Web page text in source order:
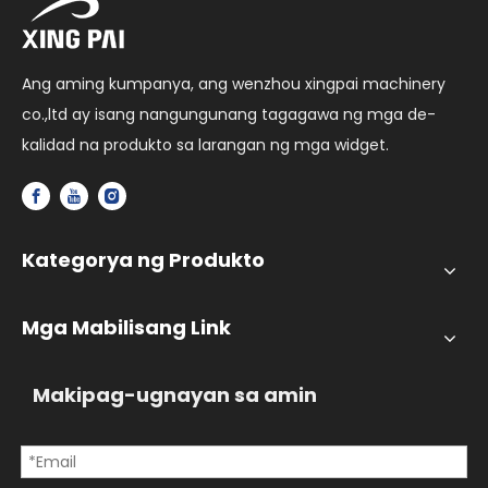
Ang aming kumpanya, ang wenzhou xingpai machinery
co.,ltd ay isang nangungunang tagagawa ng mga de-
kalidad na produkto sa larangan ng mga widget.
Kategorya ng Produkto
Mga Mabilisang Link
Makipag-ugnayan sa amin